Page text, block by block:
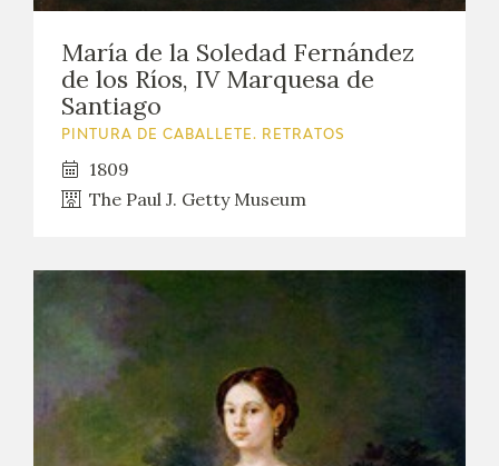
María de la Soledad Fernández
de los Ríos, IV Marquesa de
Santiago
PINTURA DE CABALLETE. RETRATOS
1809
The Paul J. Getty Museum